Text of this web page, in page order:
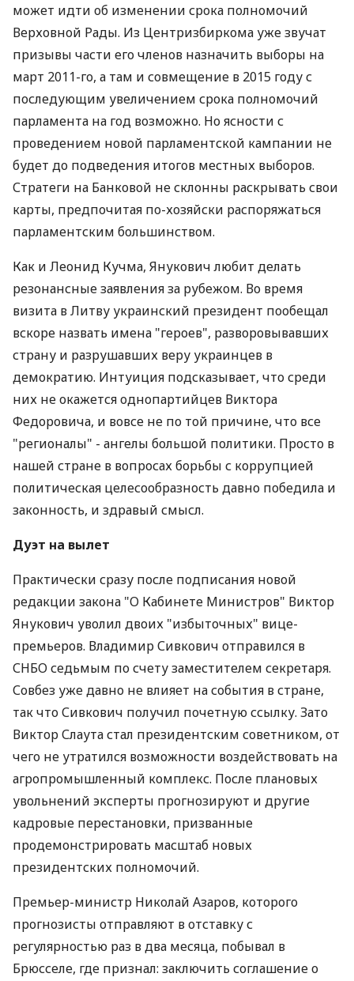
может идти об изменении срока полномочий
Верховной Рады. Из Центризбиркома уже звучат
призывы части его членов назначить выборы на
март 2011-го, а там и совмещение в 2015 году с
последующим увеличением срока полномочий
парламента на год возможно. Но ясности с
проведением новой парламентской кампании не
будет до подведения итогов местных выборов.
Стратеги на Банковой не склонны раскрывать свои
карты, предпочитая по-хозяйски распоряжаться
парламентским большинством.
Как и Леонид Кучма, Янукович любит делать
резонансные заявления за рубежом. Во время
визита в Литву украинский президент пообещал
вскоре назвать имена "героев", разворовывавших
страну и разрушавших веру украинцев в
демократию. Интуиция подсказывает, что среди
них не окажется однопартийцев Виктора
Федоровича, и вовсе не по той причине, что все
"регионалы" - ангелы большой политики. Просто в
нашей стране в вопросах борьбы с коррупцией
политическая целесообразность давно победила и
законность, и здравый смысл.
Дуэт на вылет
Практически сразу после подписания новой
редакции закона "О Кабинете Министров" Виктор
Янукович уволил двоих "избыточных" вице-
премьеров. Владимир Сивкович отправился в
СНБО седьмым по счету заместителем секретаря.
Совбез уже давно не влияет на события в стране,
так что Сивкович получил почетную ссылку. Зато
Виктор Слаута стал президентским советником, от
чего не утратился возможности воздействовать на
агропромышленный комплекс. После плановых
увольнений эксперты прогнозируют и другие
кадровые перестановки, призванные
продемонстрировать масштаб новых
президентских полномочий.
Премьер-министр Николай Азаров, которого
прогнозисты отправляют в отставку с
регулярностью раз в два месяца, побывал в
Брюсселе, где признал: заключить соглашение о